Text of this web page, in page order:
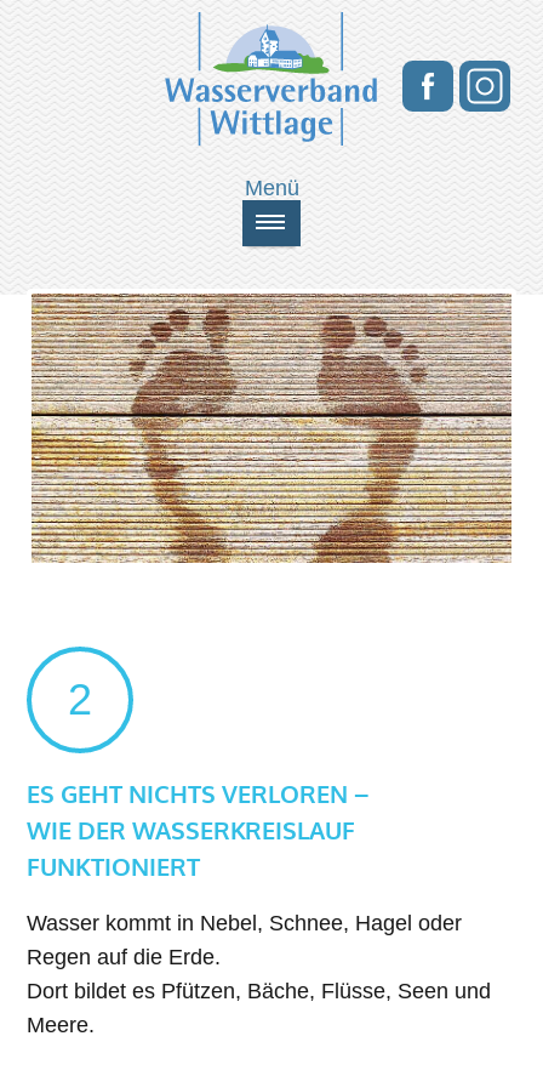
2
ES GEHT NICHTS VERLOREN –
WIE DER WASSERKREISLAUF
FUNKTIONIERT
Wasser kommt in Nebel, Schnee, Hagel oder
Regen auf die Erde.
Dort bildet es Pfützen, Bäche, Flüsse, Seen und
Meere.